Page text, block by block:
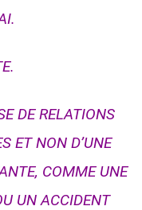
DE RELATIONS
ET NON D’UNE
COMME UNE
UN ACCIDENT